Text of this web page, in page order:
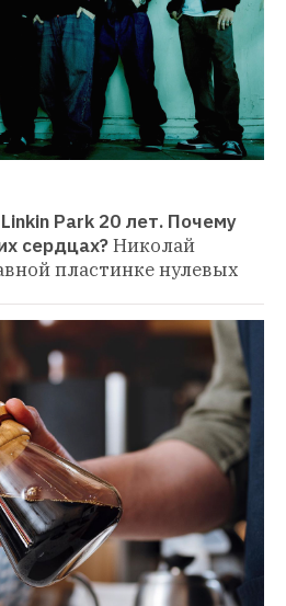
Park 20 лет. Почему
сердцах?Николай
пластинке нулевых